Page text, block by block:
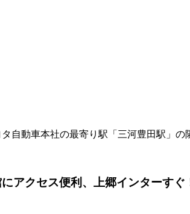
自動車本社の最寄り駅「三河豊田駅」の
アクセス便利、上郷インターす